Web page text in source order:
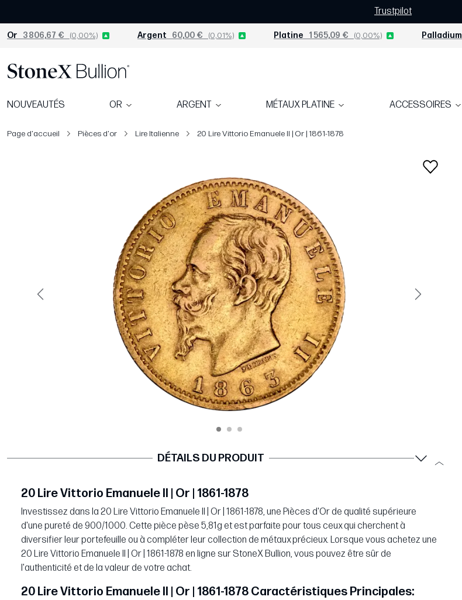
Trustpilot
Or 3 806,67 € (0,00%) Argent 60,00 € (0,01%) Platine 1 565,09 € (0,00%) Palladium
NOUVEAUTÉS OR ARGENT MÉTAUX PLATINE ACCESSOIRES
Page d'accueil Pièces d'or Lire Italienne 20 Lire Vittorio Emanuele II | Or | 1861-1878
Précédent Suivant
DÉTAILS DU PRODUIT
20 Lire Vittorio Emanuele II | Or | 1861-1878
Investissez dans la 20 Lire Vittorio Emanuele II | Or | 1861-1878, une Pièces d'Or de qualité supérieure
d'une pureté de 900/1000. Cette pièce pèse 5,81g et est parfaite pour tous ceux qui cherchent à
diversifier leur portefeuille ou à compléter leur collection de métaux précieux. Lorsque vous achetez une
20 Lire Vittorio Emanuele II | Or | 1861-1878 en ligne sur StoneX Bullion, vous pouvez être sûr de
l'authenticité et de la valeur de votre achat.
20 Lire Vittorio Emanuele II | Or | 1861-1878 Caractéristiques Principales: